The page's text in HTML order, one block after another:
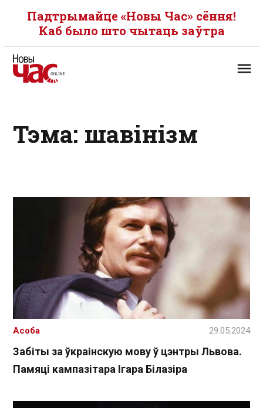
Падтрымайце «Новы Час» сёння!
Каб было што чытаць заўтра
Тэма: шавінізм
Забіты за ўкраінскую мову ў цэнтры Львова.
Памяці кампазітара Ігара Білазіра
Асоба 29.05.2024